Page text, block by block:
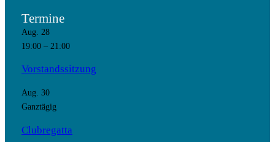
Termine
Aug. 28
19:00– 21:00
Vorstandssitzung
Aug. 30
Ganztägig
Clubregatta